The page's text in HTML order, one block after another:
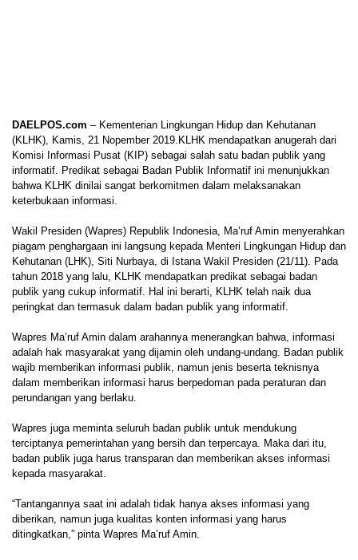
DAELPOS.com – Kementerian Lingkungan Hidup dan Kehutanan
(KLHK), Kamis, 21 Nopember 2019.KLHK mendapatkan anugerah dari
Komisi Informasi Pusat (KIP) sebagai salah satu badan publik yang
informatif. Predikat sebagai Badan Publik Informatif ini menunjukkan
bahwa KLHK dinilai sangat berkomitmen dalam melaksanakan
keterbukaan informasi.
Wakil Presiden (Wapres) Republik Indonesia, Ma’ruf Amin menyerahkan
piagam penghargaan ini langsung kepada Menteri Lingkungan Hidup dan
Kehutanan (LHK), Siti Nurbaya, di Istana Wakil Presiden (21/11). Pada
tahun 2018 yang lalu, KLHK mendapatkan predikat sebagai badan
publik yang cukup informatif. Hal ini berarti, KLHK telah naik dua
peringkat dan termasuk dalam badan publik yang informatif.
Wapres Ma’ruf Amin dalam arahannya menerangkan bahwa, informasi
adalah hak masyarakat yang dijamin oleh undang-undang. Badan publik
wajib memberikan informasi publik, namun jenis beserta teknisnya
dalam memberikan informasi harus berpedoman pada peraturan dan
perundangan yang berlaku.
Wapres juga meminta seluruh badan publik untuk mendukung
terciptanya pemerintahan yang bersih dan terpercaya. Maka dari itu,
badan publik juga harus transparan dan memberikan akses informasi
kepada masyarakat.
“Tantangannya saat ini adalah tidak hanya akses informasi yang
diberikan, namun juga kualitas konten informasi yang harus
ditingkatkan,” pinta Wapres Ma’ruf Amin.